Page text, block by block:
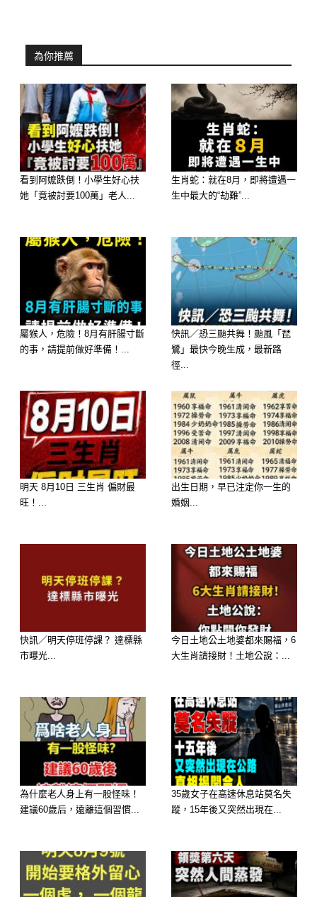
我如果生下它，阿志活著還有什麼意
思？
孩子出來，他就是一場笑話！」就這
樣，一場醞釀了整夜的悲劇差點釀成大
禍，而阿志，這個昏迷的植物人，彷彿
被激怒一般，他的心率與呼吸在病床上
抖，這讓兩人瞬間呼吸都停止了。
「阿志，你是在聽嗎！如果你聽得見，
請告訴我我們該怎麼辦！」悲切地大
喊，卻並未等來任何回應。
撕裂的破碎家庭之間，此刻的氣氛已經
瀕臨崩潰的極點。
第二天，阿強再次來到林家，這一次他
穿得格外體面，拎著燕窩，完全不掩飾
自己的志得意滿。
生下來后歸我，寫清楚是你們自願的。
而作為條件，阿志的一切醫藥費，我全
包！」聽到這句喪盡天良的提議，林老
先生的目光像是一顆炸彈，冷冷鎖住了
阿強的眼睛。
他突然從藤椅上站起，從桌上伸手一
抄，一部舊手機被他高高舉起，「阿
強，這屋裡的一切，從你昨晚那句『嫂
子辛苦』開始，全都被錄下來了！」阿
強頓時從囂張瞬間跌至塵埃，跪下求
饒。
這一戰，林老先生用盡了家中僅剩的底
牌，換取了短暫的平靜。
為你推薦
看到阿嬤跌倒！小學生好心扶
她「竟被討要100萬」老人...
生肖蛇：就在8月，即將遭遇一
生中最大的“劫難”...
屬猴人，危險！8月有肝腸寸斷
的事，請提前做好準備！...
快訊／恐三颱共舞！颱風「琵
鷺」最快今晚生成，最新路
徑...
明天 8月10日 三生肖 偏財最
旺！...
出生日期，早已注定你一生的
婚姻...
快訊／明天停班停課？ 達標縣
市曝光...
今日土地公土地婆都來賜福，6
大生肖請接財！土地公說：...
為什麼老人身上有一股怪味！
建議60歲后，遠離這個習慣...
35歲女子在高速休息站莫名失
蹤，15年後又突然出現在...